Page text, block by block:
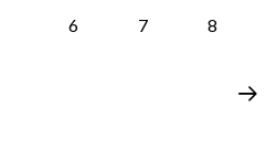
6 7 8